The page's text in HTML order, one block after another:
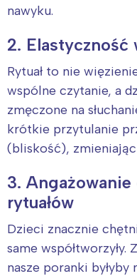
nawyku.
2.
Rytuał to nie
wspólne czytanie, a
zmęczone na
krótkie przytulanie
(bliskość),
3.
rytuałów
Dzieci znacznie
same współtworzyły.
nasze poranki